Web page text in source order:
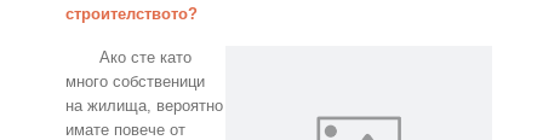
строителството?
Ако сте като
много собственици
на жилища, вероятно
имате повече от